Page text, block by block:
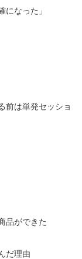
になった」
前は単発セッショ
品ができた
だ理由